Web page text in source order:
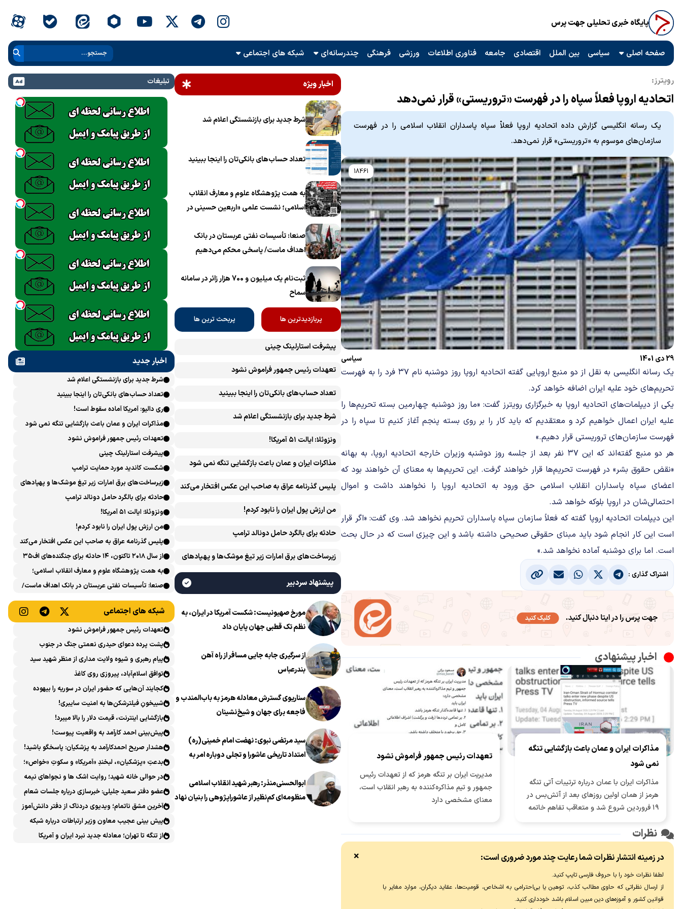
پایگاه خبری تحلیلی جهت پرس
صفحه اصلی سیاسی بین الملل اقتصادی جامعه فناوری اطلاعات ورزشی فرهنگی چندرسانه‌ای شبکه های اجتماعی
رویترز:
اتحادیه اروپا فعلاً سپاه را در فهرست «تروریستی» قرار نمی‌دهد
یک رسانه انگلیسی گزارش داده اتحادیه اروپا فعلاْ سپاه پاسداران انقلاب اسلامی را در فهرست
سازمان‌های موسوم به «تروریستی» قرار نمی‌دهد.
18461
29 دی 1401 سیاسی
یک رسانه انگلیسی به نقل از دو منبع اروپایی گفته اتحادیه اروپا روز دوشنبه نام ۳۷ فرد را به فهرست
تحریم‌های خود علیه ایران اضافه خواهد کرد.
یکی از دیپلمات‌های اتحادیه اروپا به خبرگزاری رویترز گفت: «ما روز دوشنبه چهارمین بسته تحریم‌ها را
علیه ایران اعمال خواهیم کرد و معتقدیم که باید کار را بر روی بسته پنجم آغاز کنیم تا سپاه را در
فهرست سازمان‌های تروریستی قرار دهیم.»
هر دو منبع گفته‌اند که این ۳۷ نفر بعد از جلسه روز دوشنبه وزیران خارجه اتحادیه اروپا، به بهانه
«نقض حقوق بشر» در فهرست تحریم‌ها قرار خواهند گرفت. این تحریم‌ها به معنای آن خواهند بود که
اعضای سپاه پاسداران انقلاب اسلامی حق ورود به اتحادیه اروپا را نخواهند داشت و اموال
احتمالی‌شان در اروپا بلوکه خواهد شد.
این دیپلمات اتحادیه اروپا گفته که فعلاً سازمان سپاه پاسداران تحریم نخواهد شد. وی گفت: «اگر قرار
است این کار انجام شود باید مبنای حقوقی صحیحی داشته باشد و این چیزی است که در حال بحث
است. اما برای دوشنبه آماده نخواهد شد.»
اشتراک گذاری :
اخبار پیشنهادی
مذاکرات ایران و عمان باعث بازگشایی تنگه
نمی شود
مذاکرات ایران با عمان درباره ترتیبات آتی تنگه
هرمز از همان اولین روزهای بعد از آتش‌بس در
۱۹ فروردین شروع شد و متعاقب تفاهم خاتمه
تعهدات رئیس جمهور فراموش نشود
مدیریت ایران بر تنگه هرمز که از تعهدات رئیس
جمهور و تیم مذاکره‌کننده به رهبر انقلاب است،
معنای مشخصی دارد
نظرات
در زمینه انتشار نظرات شما رعایت چند مورد ضروری است:
لطفا نظرات خود را با حروف فارسی تایپ کنید.
از ارسال نظراتی که حاوی مطالب کذب، توهین یا بی‌احترامی به اشخاص، قومیت‌ها، عقاید دیگران، موارد مغایر با
قوانین کشور و آموزه‌های دین مبین اسلام باشد خودداری کنید.
×
اخبار ویژه
شرط جدید برای بازنشستگی اعلام شد
تعداد حساب‌های بانکی‌تان را اینجا ببینید
به همت پژوهشگاه علوم و معارف انقلاب
اسلامی؛ نشست علمی «اربعین حسینی در
برگزار می‌شود
صنعا: تأسیسات نفتی عربستان در بانک
اهداف ماست/ پاسخی محکم می‌دهیم
ثبت‌نام یک میلیون و 700 هزار زائر در سامانه
سماح ‌
پربازدیدترین ها پربحث ترین ها
پیشرفت ‏استارلینک چینی
تعهدات رئیس جمهور فراموش نشود
تعداد حساب‌های بانکی‌تان را اینجا ببینید
شرط جدید برای بازنشستگی اعلام شد
ونزوئلا: ایالت ۵۱ آمریکا!
مذاکرات ایران و عمان باعث بازگشایی تنگه نمی شود
پلیس گذرنامه عراق به صاحب این عکس افتخار می‌کند
من ارزش پول ایران را نابود کردم!
حادثه برای بالگرد حامل دونالد ترامپ
زیرساخت‌های برق امارات زیر تیغ موشک‌ها و پهپادهای
ایران است
پیشنهاد سردبیر
مورخ صهیونیست: شکست آمریکا در ایران، به
نظم تک قطبی جهان پایان داد
از سرگیری جابه جایی مسافر از راه آهن
بندرعباس
سناریوی گسترش معادله هرمز به باب‌المندب و
فاجعه برای جهان و شیخ‌نشینان
سید مرتضی نبوی: نهضت امام خمینی(ره)
امتداد تاریخی عاشورا و تجلی دوباره امر به
ابوالحسنی‌منذر: رهبر شهید انقلاب اسلامی
منظومه‌ای کم‌نظیر از عاشوراپژوهی را بنیان نهاد
تبلیغات
اخبار جدید
شرط جدید برای بازنشستگی اعلام شد
تعداد حساب‌های بانکی‌تان را اینجا ببینید
ری دالیو: آمریکا آماده سقوط است!
مذاکرات ایران و عمان باعث بازگشایی تنگه نمی شود
تعهدات رئیس جمهور فراموش نشود
پیشرفت ‏استارلینک چینی
شکست کاندید مورد حمایت ترامپ
زیرساخت‌های برق امارات زیر تیغ موشک‌ها و پهپادهای
ایران است
حادثه برای بالگرد حامل دونالد ترامپ
ونزوئلا: ایالت ۵۱ آمریکا!
من ارزش پول ایران را نابود کردم!
پلیس گذرنامه عراق به صاحب این عکس افتخار می‌کند
از سال ۲۰۱۸ تاکنون، ۱۴ حادثه برای جنگنده‌های اف۳۵
آمریکایی رخ داده است
به همت پژوهشگاه علوم و معارف انقلاب اسلامی؛
نشست علمی «اربعین حسینی در منظومه فکری رهبر
صنعا: تأسیسات نفتی عربستان در بانک اهداف ماست/
پاسخی محکم می‌دهیم
شبکه های اجتماعی
تعهدات رئیس جمهور فراموش نشود
پشت پرده دعوای حیدری نعمتی جنگ در جنوب
پیام رهبری و شیوه ولایت مداری از منظر شهید سید
حسن نصرالله
توافق اسلام‌آباد، پیروزی روی کاغذ
کجایند آن‌هایی که حضور ایران در سوریه را بیهوده
میدانستند؟
شبیخونِ فیلترشکن‌ها به امنیت سایبری!
بازگشایی اینترنت، قیمت دلار را بالا میبرد!
پیش‌بینی احمد کارآمد به واقعیت پیوست!
هشدار صریح احمدکارآمد به پزشکیان: پاسخگو باشید!
بدعتِ «پزشکیان»، لبخندِ «آمریکا» و سکوتِ «خواص»؛
سیرکِ قانون‌گریزی در روز روشن!
در حوالی خانه شهید؛ روایت اشک ها و نجواهای نیمه
شب
عضو دفتر سعید جلیلی: خبرسازی درباره جلسات شعام
خلاف امنیت ملی است
آخرین مشق ناتمام؛ ویدیوی دردناک از دفتر دانش‌آموز
شهید مینابی پربازدید شد
پیش بینی عجیب معاون وزیر ارتباطات درباره شبکه
ملی اطلاعات که محقق هم نشد!
از تنگه تا تهران؛ معادله جدید نبرد ایران و آمریکا